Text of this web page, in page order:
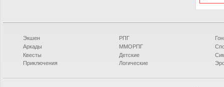
Экшен
Аркады
Квесты
Приключения
РПГ
ММОРПГ
Детские
Логические